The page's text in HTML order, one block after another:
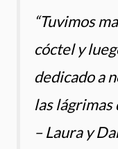
“Tuvimos
cóctel y
dedicado a
las lágrimas
– Laura y